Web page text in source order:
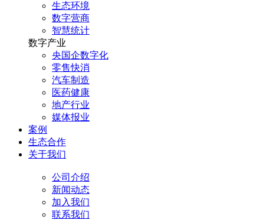
生态环境
数字营商
智慧统计
数字产业
央国企数字化
零售快消
汽车制造
医药健康
地产行业
媒体报业
案例
生态合作
关于我们
公司介绍
新闻动态
加入我们
联系我们